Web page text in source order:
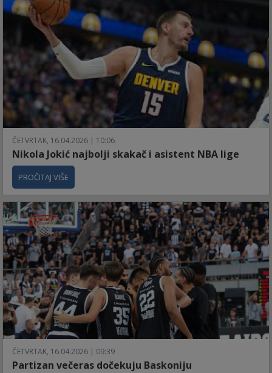
ČETVRTAK, 16.04.2026 | 10:06
Nikola Jokić najbolji skakač i asistent NBA lige
PROČITAJ VIŠE
ČETVRTAK, 16.04.2026 | 09:39
Partizan večeras dočekuju Baskoniju